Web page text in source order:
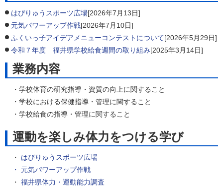
はぴりゅうスポーツ広場[2026年7月13日]
元気パワーアップ作戦[2026年7月10日]
ふくいっ子アイデアメニューコンテストについて[2026年5月29日]
令和７年度 福井県学校給食週間の取り組み[2025年3月14日]
業務内容
・学校体育の研究指導・資質の向上に関すること
・学校における保健指導・管理に関すること
・学校給食の指導・管理に関すること
運動を楽しみ体力をつける学び
・ はぴりゅうスポーツ広場
・ 元気パワーアップ作戦
・ 福井県体力・運動能力調査